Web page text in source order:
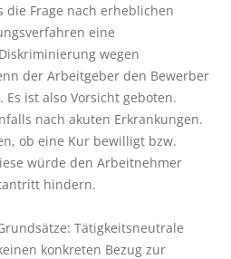
die Frage nach erheblichen
eine
wegen
der Arbeitgeber den Bewerber
ist also Vorsicht geboten.
nach akuten Erkrankungen.
ob eine Kur bewilligt bzw.
würde den Arbeitnehmer
hindern.
Tätigkeitsneutrale
konkreten Bezug zur